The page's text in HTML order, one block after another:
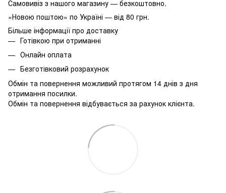
Самовивіз з нашого магазину — безкоштовно.
«Новою поштою» по Україні — від 80 грн.
Більше інформації про доставку
Готівкою при отриманні
Онлайн оплата
Безготівковий розрахунок
Обмін та повернення можливий протягом 14 днів з дня
отримання посилки.
Обмін та повернення відбувається за рахунок клієнта.